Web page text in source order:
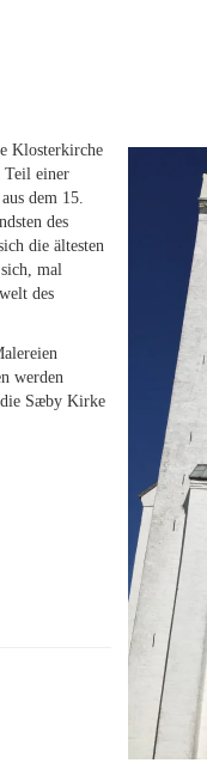
Klosterkirche
Teil einer
dem 15.
des
die ältesten
mal
des
werden
die Sæby Kirke